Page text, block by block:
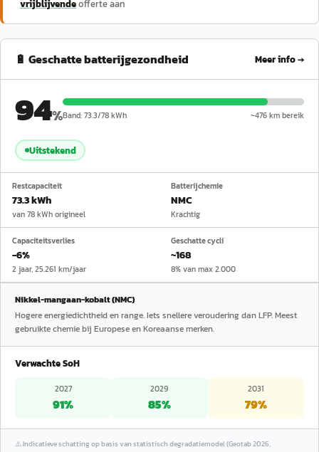
vrijblijvendeofferte aan
🔋 Geschatte batterijgezondheid Meer info →
94%Band:73.3/78kWh ~476km bereik
Uitstekend
Restcapaciteit
73.3 kWh
van 78 kWh origineel
Batterijchemie
NMC
Krachtig
Capaciteitsverlies
−6%
2 jaar, 25.261 km/jaar
Geschatte cycli
~168
8% van max 2.000
Nikkel-mangaan-kobalt (NMC)
Hogere energiedichtheid en range. Iets snellere veroudering dan LFP. Meest
gebruikte chemie bij Europese en Koreaanse merken.
Verwachte SoH
2027
91%
2029
85%
2031
79%
⚠️Indicatieve schatting op basis van statistisch degradatiemodel (Geotab 2026,